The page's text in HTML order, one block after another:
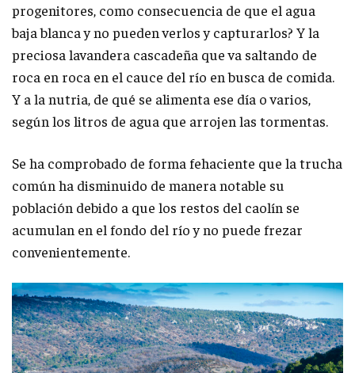
progenitores, como consecuencia de que el agua
baja blanca y no pueden verlos y capturarlos? Y la
preciosa lavandera cascadeña que va saltando de
roca en roca en el cauce del río en busca de comida.
Y a la nutria, de qué se alimenta ese día o varios,
según los litros de agua que arrojen las tormentas.
Se ha comprobado de forma fehaciente que la trucha
común ha disminuido de manera notable su
población debido a que los restos del caolín se
acumulan en el fondo del río y no puede frezar
convenientemente.